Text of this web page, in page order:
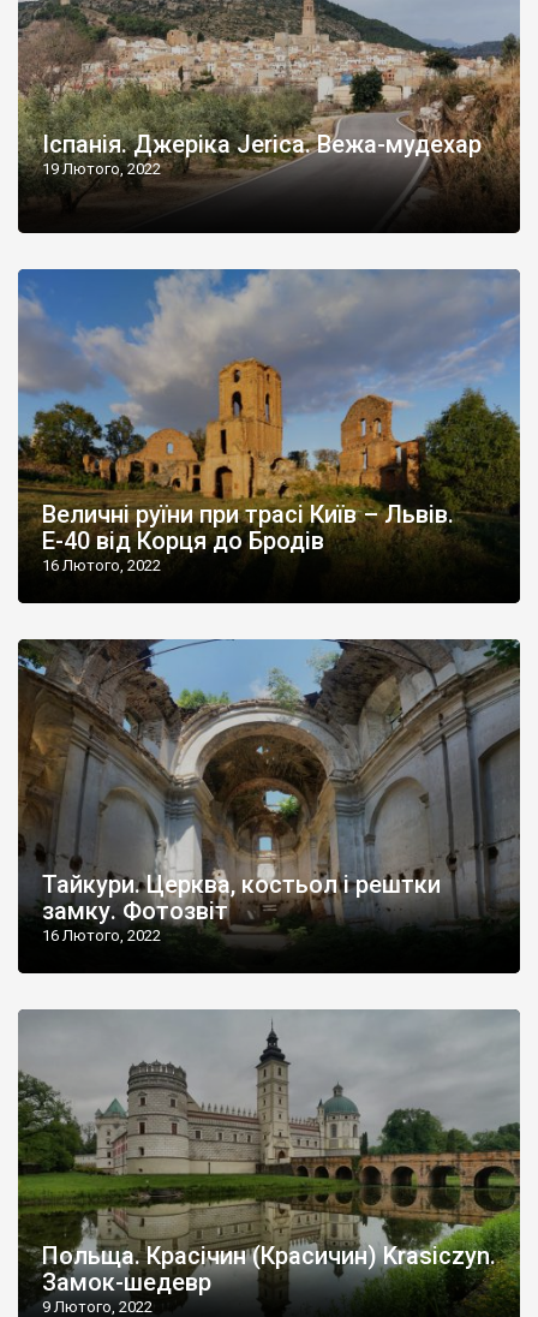
Іспанія. Джеріка Jerica. Вежа-мудехар
19 Лютого, 2022
Величні руїни при трасі Київ – Львів.
Е-40 від Корця до Бродів
16 Лютого, 2022
Тайкури. Церква, костьол і рештки
замку. Фотозвіт
16 Лютого, 2022
Польща. Красічин (Красичин) Krasiczyn.
Замок-шедевр
9 Лютого, 2022